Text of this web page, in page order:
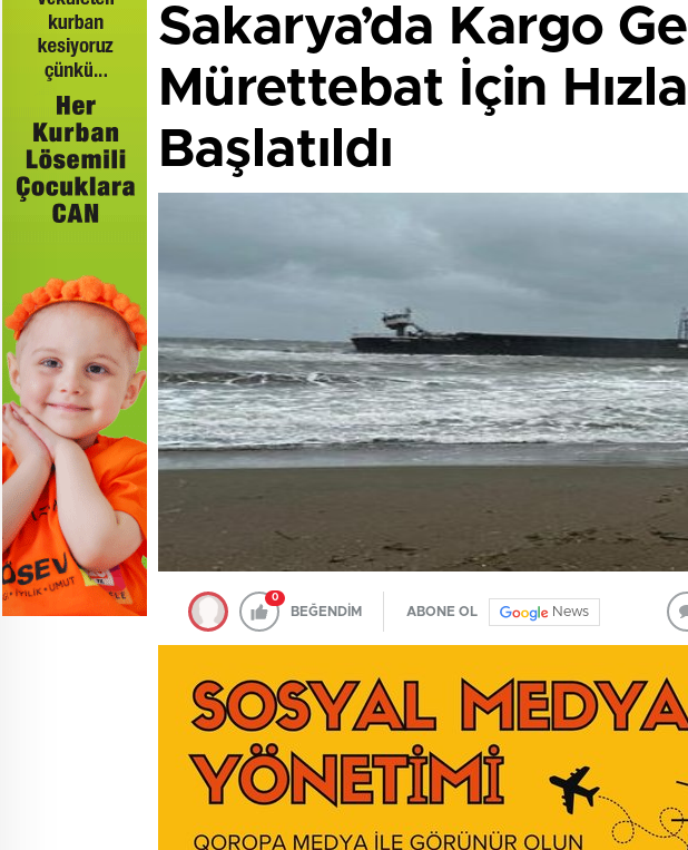
Sakarya’da Kargo
Mürettebat İçin
Başlatıldı
0
BEĞENDİM ABONE OL News